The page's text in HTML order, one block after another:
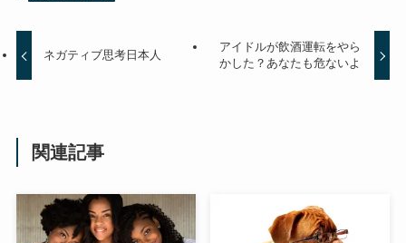
ネガティブ思考日本人
アイドルが飲酒運転をやら
かした？あなたも危ないよ
関連記事